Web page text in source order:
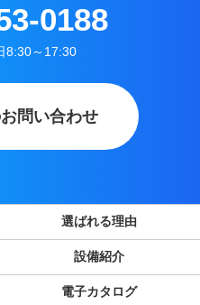
0188
8:30～17:30
問い合わせ
選ばれる理由
設備紹介
電子カタログ